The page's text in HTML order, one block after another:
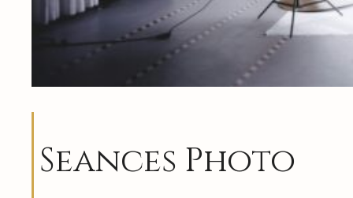
Seances Photo